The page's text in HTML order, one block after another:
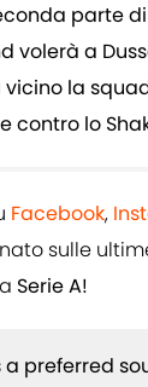
parte
volerà a
la
contro lo
Facebook,
sulle
Serie A!
a preferred